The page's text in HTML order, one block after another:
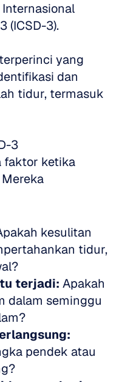
(ICSD-3).
yang
dan
tidur, termasuk
3
faktor ketika
kesulitan
tidur,
terjadi: Apakah
dalam seminggu
pendek atau